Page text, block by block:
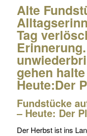
Alte
Tag
gehen
Heute:Der
Fundstücke
– Heute: Der
Der Herbst ist ins